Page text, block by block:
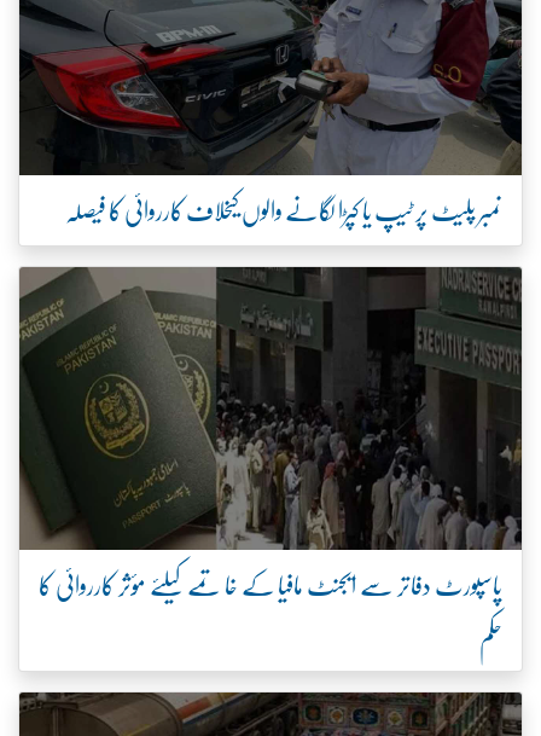
نمبر پلیٹ پر ٹیپ یا کپڑا لگانے والوں کیخلاف کارروائی کا فیصلہ
پاسپورٹ دفاتر سے ایجنٹ مافیا کے خاتمے کیلئے مؤثر کارروائی کا
حکم